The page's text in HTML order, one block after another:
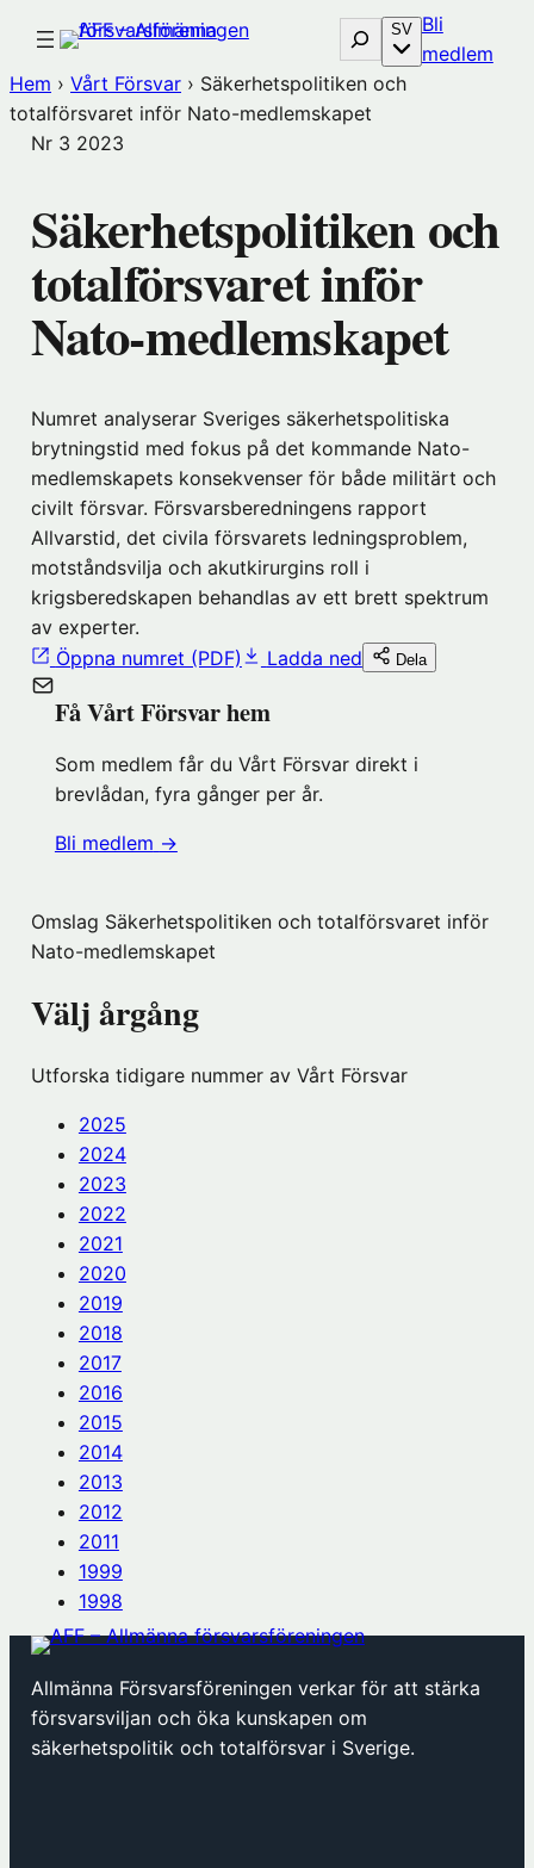
innehåll
Sök SV Bli
medlem
Hem › Vårt Försvar › Säkerhetspolitiken och
totalförsvaret inför Nato-medlemskapet
Nr 3 2023
Säkerhetspolitiken och
totalförsvaret inför
Nato-medlemskapet
Numret analyserar Sveriges säkerhetspolitiska
brytningstid med fokus på det kommande Nato-
medlemskapets konsekvenser för både militärt och
civilt försvar. Försvarsberedningens rapport
Allvarstid, det civila försvarets ledningsproblem,
motståndsvilja och akutkirurgins roll i
krigsberedskapen behandlas av ett brett spektrum
av experter.
Öppna numret (PDF)
Ladda ned Dela
Få Vårt Försvar hem
Som medlem får du Vårt Försvar direkt i
brevlådan, fyra gånger per år.
Bli medlem →(öppnas
fönster
hos
Omslag Säkerhetspolitiken och totalförsvaret inför
Nato-medlemskapet
Välj årgång
Utforska tidigare nummer av Vårt Försvar
2025
2024
2023
2022
2021
2020
2019
2018
2017
2016
2015
2014
2013
2012
2011
1999
1998
Allmänna Försvarsföreningen verkar för att stärka
försvarsviljan och öka kunskapen om
säkerhetspolitik och totalförsvar i Sverige.